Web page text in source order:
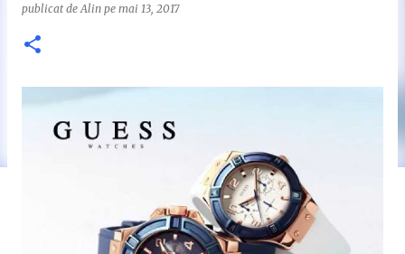
publicat deAlin pe mai 13, 2017